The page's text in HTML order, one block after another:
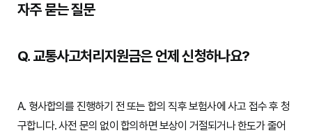
자주 묻는 질문
Q. 교통사고처리지원금은 언제 신청하나요?
A. 형사합의를 진행하기 전 또는 합의 직후 보험사에 사고 접수 후 청
구합니다. 사전 문의 없이 합의하면 보상이 거절되거나 한도가 줄어